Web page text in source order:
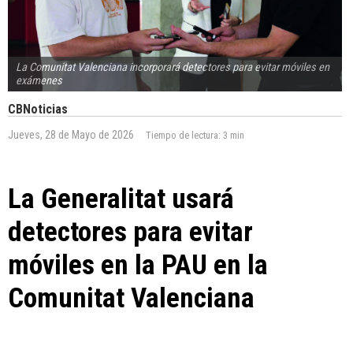
La Comunitat Valenciana incorporará detectores para evitar móviles en
exámenes
CBNoticias
Jueves, 28 de Mayo de 2026 Tiempo de lectura: 3 min
La Generalitat usará
detectores para evitar
móviles en la PAU en la
Comunitat Valenciana